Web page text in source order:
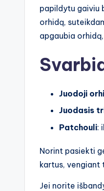
papildytu gaiviu
orhidą,
apgaubia
Juodoji
Juodasis
Patchouli:
Norint pasiekti
kartus, vengiant
Jei norite